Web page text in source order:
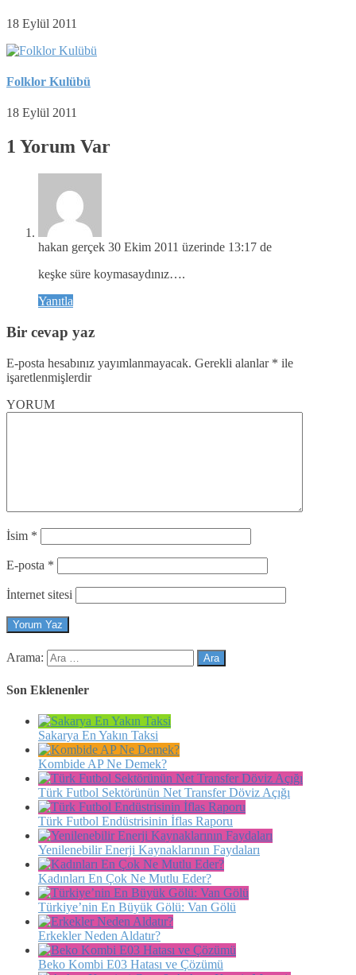
18 Eylül 2011
Folklor Kulübü
18 Eylül 2011
1 Yorum Var
hakan gerçek 30 Ekim 2011 üzerinde 13:17 de
keşke süre koymasaydınız….
Yanıtla
Bir cevap yaz
E-posta hesabınız yayımlanmayacak. Gerekli alanlar * ile
işaretlenmişlerdir
YORUM
İsim *
E-posta *
İnternet sitesi
Arama:
Son Eklenenler
Sakarya En Yakın Taksi
Kombide AP Ne Demek?
Türk Futbol Sektörünün Net Transfer Döviz Açığı
Türk Futbol Endüstrisinin İflas Raporu
Yenilenebilir Enerji Kaynaklarının Faydaları
Kadınları En Çok Ne Mutlu Eder?
Türkiye’nin En Büyük Gölü: Van Gölü
Erkekler Neden Aldatır?
Beko Kombi E03 Hatası ve Çözümü